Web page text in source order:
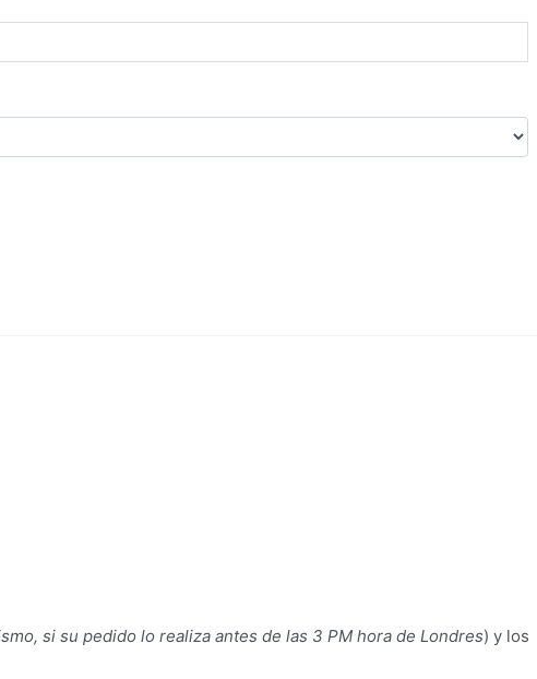
si su pedido lo realiza antes de las 3 PM hora de Londres) y los